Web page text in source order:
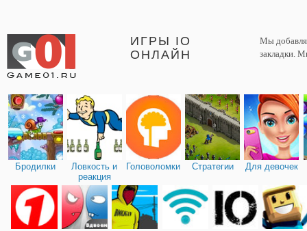
ИГРЫ IO
ОНЛАЙН
Мы
закладки.
Бродилки
Ловкость и
реакция
Головоломки Стратегии Для девочек